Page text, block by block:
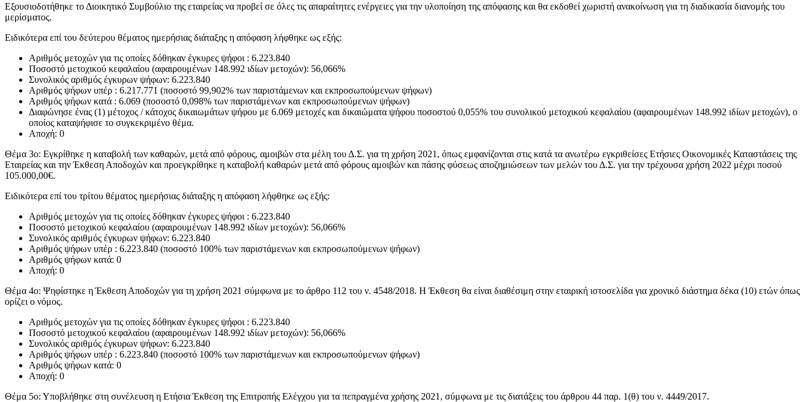
Εξουσιοδοτήθηκε το Διοικητικό Συμβούλιο της εταιρείας να προβεί σε όλες τις απαραίτητες ενέργειες για την υλοποίηση της απόφασης και θα εκδοθεί χωριστή ανακοίνωση για τη διαδικασία διανομής του
μερίσματος.
Ειδικότερα επί του δεύτερου θέματος ημερήσιας διάταξης η απόφαση λήφθηκε ως εξής:
Αριθμός μετοχών για τις οποίες δόθηκαν έγκυρες ψήφοι : 6.223.840
Ποσοστό μετοχικού κεφαλαίου (αφαιρουμένων 148.992 ιδίων μετοχών): 56,066%
Συνολικός αριθμός έγκυρων ψήφων: 6.223.840
Αριθμός ψήφων υπέρ : 6.217.771 (ποσοστό 99,902% των παριστάμενων και εκπροσωπούμενων ψήφων)
Αριθμός ψήφων κατά : 6.069 (ποσοστό 0,098% των παριστάμενων και εκπροσωπούμενων ψήφων)
Διαφώνησε ένας (1) μέτοχος / κάτοχος δικαιωμάτων ψήφου με 6.069 μετοχές και δικαιώματα ψήφου ποσοστού 0,055% του συνολικού μετοχικού κεφαλαίου (αφαιρουμένων 148.992 ιδίων μετοχών), ο
οποίος καταψήφισε το συγκεκριμένο θέμα.
Αποχή: 0
Θέμα 3ο: Εγκρίθηκε η καταβολή των καθαρών, μετά από φόρους, αμοιβών στα μέλη του Δ.Σ. για τη χρήση 2021, όπως εμφανίζονται στις κατά τα ανωτέρω εγκριθείσες Ετήσιες Οικονομικές Καταστάσεις της
Εταιρείας και την Έκθεση Αποδοχών και προεγκρίθηκε η καταβολή καθαρών μετά από φόρους αμοιβών και πάσης φύσεως αποζημιώσεων των μελών του Δ.Σ. για την τρέχουσα χρήση 2022 μέχρι ποσού
105.000,00€.
Ειδικότερα επί του τρίτου θέματος ημερήσιας διάταξης η απόφαση λήφθηκε ως εξής:
Αριθμός μετοχών για τις οποίες δόθηκαν έγκυρες ψήφοι : 6.223.840
Ποσοστό μετοχικού κεφαλαίου (αφαιρουμένων 148.992 ιδίων μετοχών): 56,066%
Συνολικός αριθμός έγκυρων ψήφων: 6.223.840
Αριθμός ψήφων υπέρ : 6.223.840 (ποσοστό 100% των παριστάμενων και εκπροσωπούμενων ψήφων)
Αριθμός ψήφων κατά: 0
Αποχή: 0
Θέμα 4ο: Ψηφίστηκε η Έκθεση Αποδοχών για τη χρήση 2021 σύμφωνα με το άρθρο 112 του ν. 4548/2018. Η Έκθεση θα είναι διαθέσιμη στην εταιρική ιστοσελίδα για χρονικό διάστημα δέκα (10) ετών όπως
ορίζει ο νόμος.
Αριθμός μετοχών για τις οποίες δόθηκαν έγκυρες ψήφοι : 6.223.840
Ποσοστό μετοχικού κεφαλαίου (αφαιρουμένων 148.992 ιδίων μετοχών): 56,066%
Συνολικός αριθμός έγκυρων ψήφων: 6.223.840
Αριθμός ψήφων υπέρ : 6.223.840 (ποσοστό 100% των παριστάμενων και εκπροσωπούμενων ψήφων)
Αριθμός ψήφων κατά: 0
Αποχή: 0
Θέμα 5ο: Υποβλήθηκε στη συνέλευση η Ετήσια Έκθεση της Επιτροπής Ελέγχου για τα πεπραγμένα χρήσης 2021, σύμφωνα με τις διατάξεις του άρθρου 44 παρ. 1(θ) του ν. 4449/2017.